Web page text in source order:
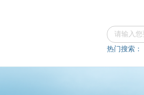
热门搜索：